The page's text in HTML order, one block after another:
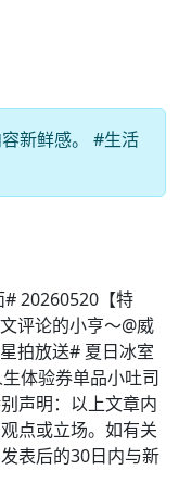
新鲜感。 #生活
20260520【特
评论的小亨～@威
拍放送# 夏日冰室
体验券单品小吐司
声明：以上文章内
点或立场。如有关
表后的30日内与新